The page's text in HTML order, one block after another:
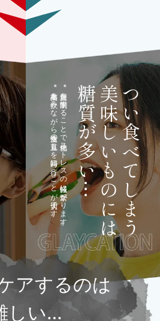
つい食べてしまう
美味しいものには
糖質が多い…
*糖質を制限することで糖化ストレスの軽減に繋がります。
*本商品を飲みながら食生活の見直しを同時に行うことが大切です。
アするのは
しい…